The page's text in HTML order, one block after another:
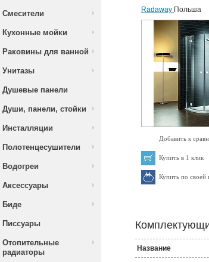
Смесители
Кухонные мойки
Раковины для ванной
Унитазы
Душевые панели
Души, панели, стойки
Инсталляции
Полотенцесушители
Водогреи
Аксессуары
Биде
Писсуары
Отопительные
радиаторы
Radaway Польша
Добавить к
Купить в 1 клик
Купить по своей
Название